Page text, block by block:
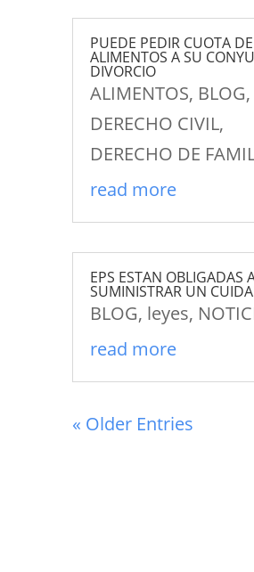
PUEDE PEDIR CUOTA DE
ALIMENTOS A SU
DIVORCIO
ALIMENTOS, BLOG,
DERECHO CIVIL,
DERECHO DE
read more
EPS ESTAN OBLIGADAS
SUMINISTRAR UN
BLOG, leyes,
read more
« Older Entries